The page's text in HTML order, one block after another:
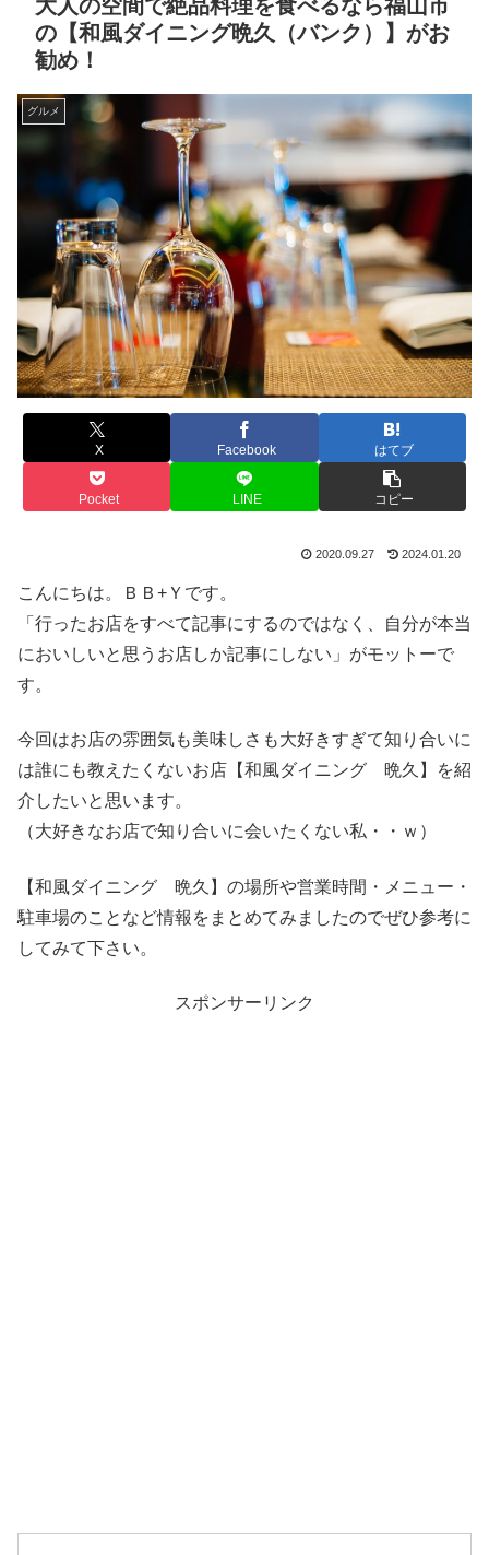
大人の空間で絶品料理を食べるなら福山市
の【和風ダイニング晩久（バンク）】がお
勧め！
グルメ
X Facebook はてブ
Pocket LINE コピー
2020.09.27 2024.01.20
こんにちは。ＢＢ+Ｙです。
「行ったお店をすべて記事にするのではなく、自分が本当
においしいと思うお店しか記事にしない」がモットーで
す。
今回はお店の雰囲気も美味しさも大好きすぎて知り合いに
は誰にも教えたくないお店【和風ダイニング 晩久】を紹
介したいと思います。
（大好きなお店で知り合いに会いたくない私・・ｗ）
【和風ダイニング 晩久】の場所や営業時間・メニュー・
駐車場のことなど情報をまとめてみましたのでぜひ参考に
してみて下さい。
スポンサーリンク